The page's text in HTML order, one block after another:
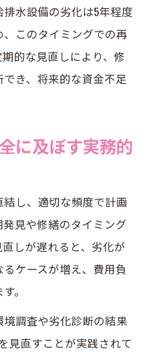
水設備の劣化は5年程度
このタイミングでの再
的な見直しにより、修
き、将来的な資金不足
に及ぼす実務的
し、適切な頻度で計画
見や修繕のタイミング
しが遅れると、劣化が
ケースが増え、費用負
。
調査や劣化診断の結果
見直すことが実践されて